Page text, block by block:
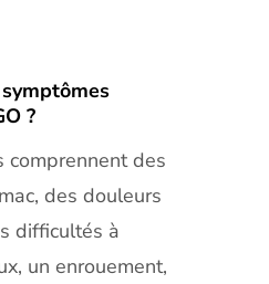
?
comprennent des
des douleurs
difficultés à
un enrouement,